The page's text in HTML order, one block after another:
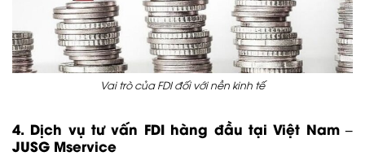
Vai trò của FDI đối với nền kinh tế
4. Dịch vụ tư vấn FDI hàng đầu tại Việt Nam –
JUSG Mservice